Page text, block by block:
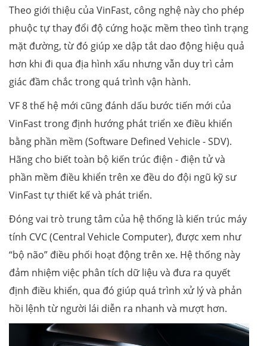
Theo giới thiệu của VinFast, công nghệ này cho phép
phuộc tự thay đổi độ cứng hoặc mềm theo tình trạng
mặt đường, từ đó giúp xe dập tắt dao động hiệu quả
hơn khi đi qua địa hình xấu nhưng vẫn duy trì cảm
giác đầm chắc trong quá trình vận hành.
VF 8 thế hệ mới cũng đánh dấu bước tiến mới của
VinFast trong định hướng phát triển xe điều khiển
bằng phần mềm (Software Defined Vehicle - SDV).
Hãng cho biết toàn bộ kiến trúc điện - điện tử và
phần mềm điều khiển trên xe đều do đội ngũ kỹ sư
VinFast tự thiết kế và phát triển.
Đóng vai trò trung tâm của hệ thống là kiến trúc máy
tính CVC (Central Vehicle Computer), được xem như
“bộ não” điều phối hoạt động trên xe. Hệ thống này
đảm nhiệm việc phân tích dữ liệu và đưa ra quyết
định điều khiển, qua đó giúp quá trình xử lý và phản
hồi lệnh từ người lái diễn ra nhanh và mượt hơn.